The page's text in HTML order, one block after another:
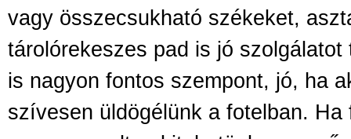
vagy összecsukható székeket,
tárolórekeszes pad is jó szolgálatot
is nagyon fontos szempont, jó, ha
szívesen üldögélünk a fotelban. Ha